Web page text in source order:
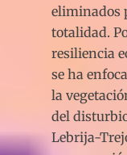
eliminados
totalidad.
resiliencia
se ha
la
del
Lebrija-